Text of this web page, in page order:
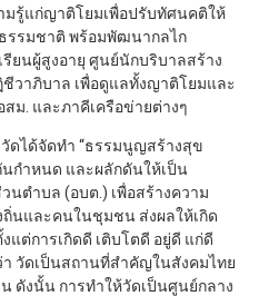
มรู้แก่ญาติโยมเพื่อปรับทัศนคติให้
ธรรมชาติ พร้อมพัฒนากลไก
ยนผู้สูงอายุ ศูนย์นักบริบาลสร้าง
วาภิบาล เพื่อดูแลทั้งญาติโยมและ
ม. และภาคีเครือข่ายต่างๆ
ดได้จัดทำ “ธรรมนูญสร้างสุข
กำหนด และผลักดันให้เป็น
นตำบล (อบต.) เพื่อสร้างความ
ถิ่นและคนในชุมชน ส่งผลให้เกิด
แต่การเกิดดี เติบโตดี อยู่ดี แก่ดี
วัดเป็นสถานที่สำคัญในสังคมไทย
ดังนั้น การทำให้วัดเป็นศูนย์กลาง